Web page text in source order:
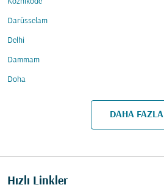
Darüsselam
Delhi
Dammam
Doha
DAHA FAZLA
Hızlı Linkler